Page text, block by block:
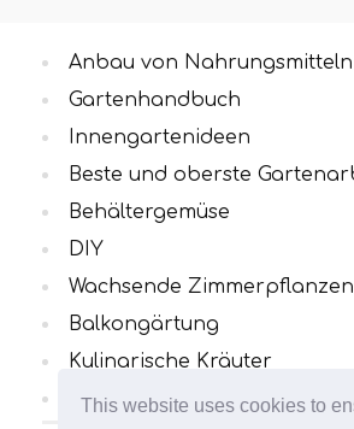
This website uses cookies to
Anbau von Nahrungsmitteln
Gartenhandbuch
Innengartenideen
Beste und oberste
Behältergemüse
DIY
Wachsende Zimmerpflanzen
Balkongärtung
Kulinarische Kräuter
Alle Kategorien